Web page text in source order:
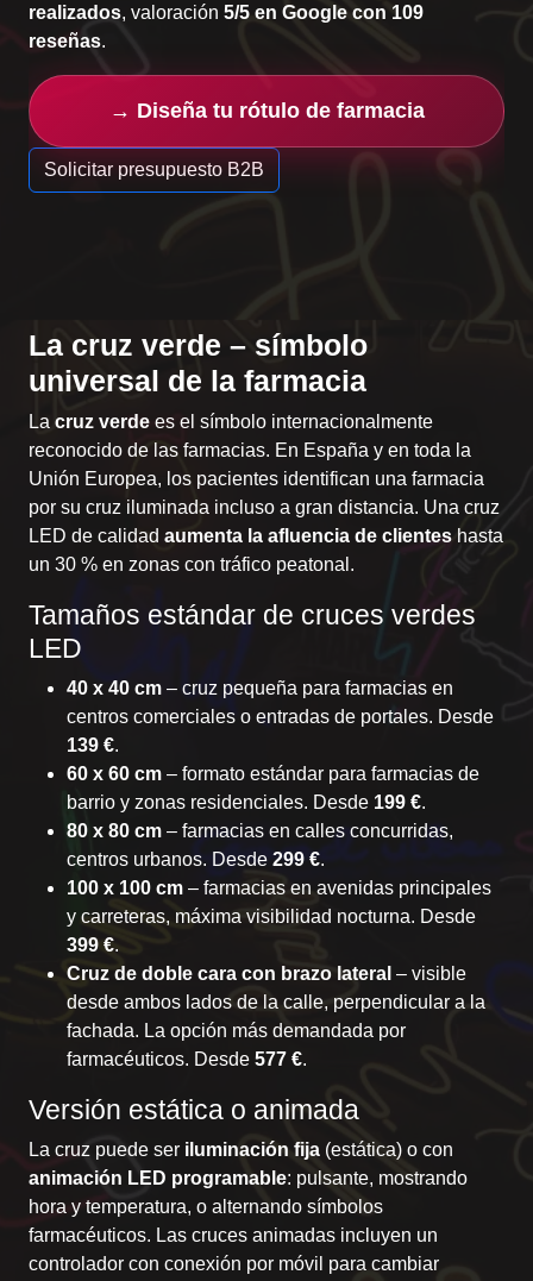
realizados, valoración 5/5 en Google con 109
reseñas.
→ Diseña tu rótulo de farmacia
Solicitar presupuesto B2B
La cruz verde – símbolo
universal de la farmacia
La cruz verde es el símbolo internacionalmente
reconocido de las farmacias. En España y en toda la
Unión Europea, los pacientes identifican una farmacia
por su cruz iluminada incluso a gran distancia. Una cruz
LED de calidad aumenta la afluencia de clientes hasta
un 30 % en zonas con tráfico peatonal.
Tamaños estándar de cruces verdes
LED
40 x 40 cm – cruz pequeña para farmacias en
centros comerciales o entradas de portales. Desde
139 €.
60 x 60 cm – formato estándar para farmacias de
barrio y zonas residenciales. Desde 199 €.
80 x 80 cm – farmacias en calles concurridas,
centros urbanos. Desde 299 €.
100 x 100 cm – farmacias en avenidas principales
y carreteras, máxima visibilidad nocturna. Desde
399 €.
Cruz de doble cara con brazo lateral – visible
desde ambos lados de la calle, perpendicular a la
fachada. La opción más demandada por
farmacéuticos. Desde 577 €.
Versión estática o animada
La cruz puede ser iluminación fija (estática) o con
animación LED programable: pulsante, mostrando
hora y temperatura, o alternando símbolos
farmacéuticos. Las cruces animadas incluyen un
controlador con conexión por móvil para cambiar